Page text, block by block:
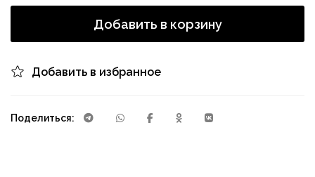
Добавить в корзину
Добавить в избранное
Поделиться: